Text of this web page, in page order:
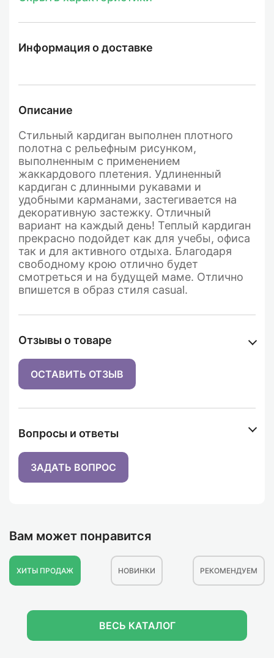
Информация о доставке
Описание
Стильный кардиган выполнен плотного
полотна с рельефным рисунком,
выполненным с применением
жаккардового плетения. Удлиненный
кардиган с длинными рукавами и
удобными карманами, застегивается на
декоративную застежку. Отличный
вариант на каждый день! Теплый кардиган
прекрасно подойдет как для учебы, офиса
так и для активного отдыха. Благодаря
свободному крою отлично будет
смотреться и на будущей маме. Отлично
впишется в образ стиля casual.
Отзывы о товаре
ОСТАВИТЬ ОТЗЫВ
Вопросы и ответы
ЗАДАТЬ ВОПРОС
Вам может понравится
ХИТЫ ПРОДАЖ НОВИНКИ РЕКОМЕНДУЕМ
ВЕСЬ КАТАЛОГ